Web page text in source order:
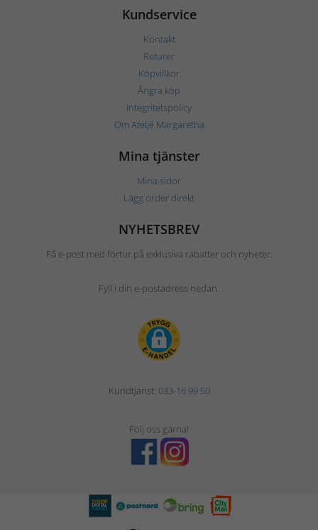
Kundservice
Kontakt
Returer
Köpvillkor
Ångra köp
Integritetspolicy
Om Ateljé Margaretha
Mina tjänster
Mina sidor
Lägg order direkt
NYHETSBREV
Få e-post med förtur på exklusiva rabatter och nyheter.
Fyll i din e-postadress nedan.
Kundtjänst: 033-16 99 50
Följ oss gärna!